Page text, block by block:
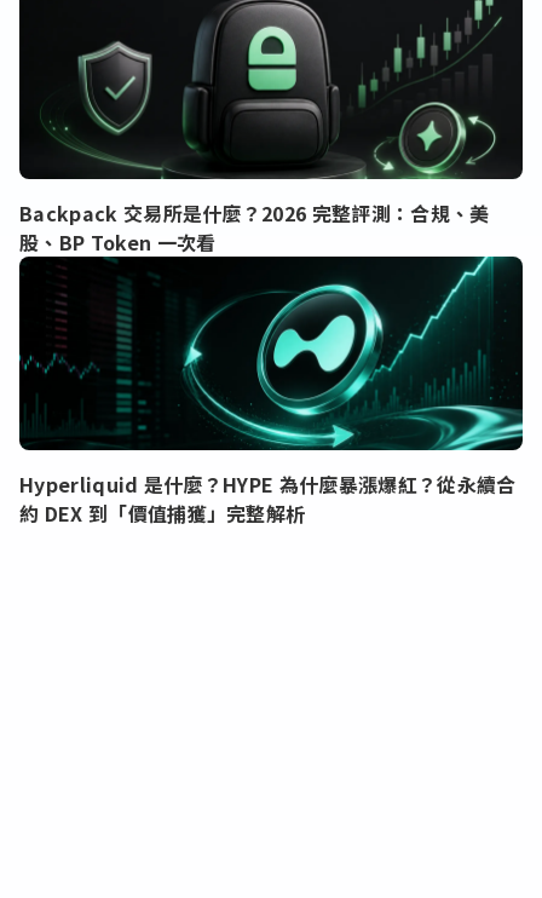
Backpack 交易所是什麼？2026 完整評測：合規、美
股、BP Token 一次看
Hyperliquid 是什麼？HYPE 為什麼暴漲爆紅？從永續合
約 DEX 到「價值捕獲」完整解析